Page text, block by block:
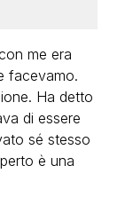
me era
facevamo.
Ha detto
di essere
sé stesso
è una